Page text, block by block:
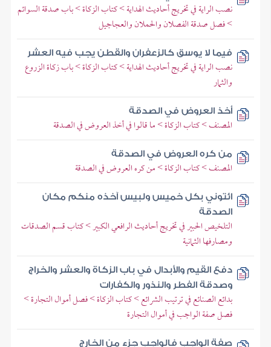
نصب الراية في تخريج أحاديث الهداية > كتاب الزكاة > باب صدقة السوائم
> فصل صدقة الفصلان والحملان والعجاجيل
فيما لا يوسق كالزعفران والقطن يجب فيه العشر
نصب الراية في تخريج أحاديث الهداية > كتاب الزكاة > باب زكاة الزروع
والثمار
أخذ العروض في الصدقة
المصنف > كتاب الزكاة > ما قالوا في أخذ العروض في الصدقة
من كره العروض في الصدقة
المصنف > كتاب الزكاة > من كره العروض في الصدقة
ائتوني بكل خميس ولبيس آخذه منكم مكان
الصدقة
التلخيص الحبير في تخريج أحاديث الرافعي الكبير > كتاب قسم الصدقات
ومصارفها الثمانية
دفع القيم والأبدال في باب الزكاة والعشر والخراج
وصدقة الفطر والنذور والكفارات
بدائع الصنائع في ترتيب الشرائع > كتاب الزكاة > فصل أموال التجارة >
فصل صفة الواجب في أموال التجارة
صفة الواجب فالواجب جزء من الخارج